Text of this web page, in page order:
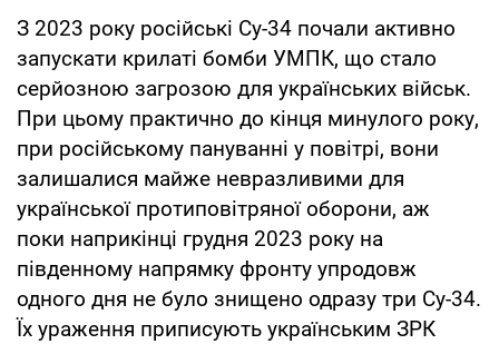
З 2023 року російські Су-34 почали активно
запускати крилаті бомби УМПК, що стало
серйозною загрозою для українських військ.
При цьому практично до кінця минулого року,
при російському пануванні у повітрі, вони
залишалися майже невразливими для
української протиповітряної оборони, аж
поки наприкінці грудня 2023 року на
південному напрямку фронту упродовж
одного дня не було знищено одразу три Су-34.
Їх ураження приписують українським ЗРК